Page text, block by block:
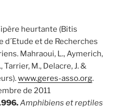
heurtante (Bitis
d´Etude et de Recherches
Mahraoui, L., Aymerich,
Tarrier, M., Delacre, J. &
www.geres-asso.org.
de 2011
Amphibiens et reptiles